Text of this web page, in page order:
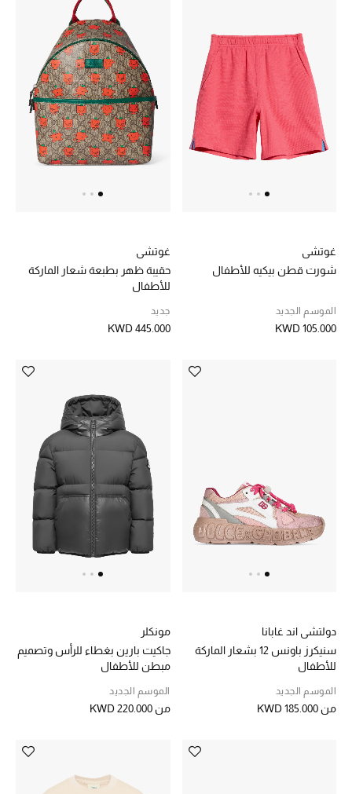
غوتشي
شورت قطن بيكيه للأطفال
الموسم الجديد
KWD 105.000
غوتشي
حقيبة ظهر بطبعة شعار الماركة
للأطفال
جديد
KWD 445.000
دولتشي اند غابانا
سنيكرز باونس 12 بشعار الماركة
للأطفال
الموسم الجديد
منKWD 185.000
مونكلر
جاكيت بارين بغطاء للرأس وتصميم
مبطن للأطفال
الموسم الجديد
من KWD 220.000